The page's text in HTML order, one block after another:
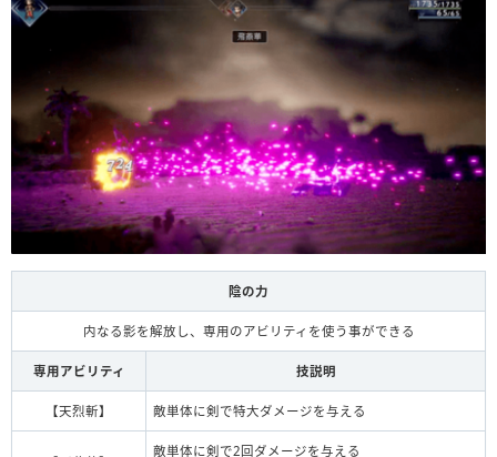
陰の力
内なる影を解放し、専用のアビリティを使う事ができる
専用アビリティ 技説明
【天烈斬】 敵単体に剣で特大ダメージを与える
敵単体に剣で2回ダメージを与える